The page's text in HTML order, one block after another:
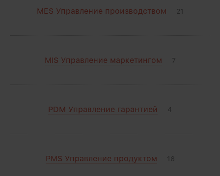
MES Управление производством 21
MIS Управление маркетингом 7
PDM Управление гарантией 4
PMS Управление продуктом 16